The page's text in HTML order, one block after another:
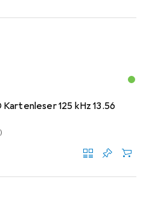
125 kHz 13.56